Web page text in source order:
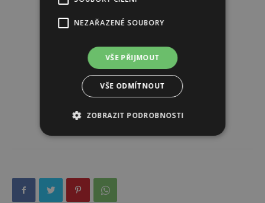
NEZAŘAZENÉ SOUBORY
VŠE PŘIJMOUT
VŠE ODMÍTNOUT
ZOBRAZIT PODROBNOSTI